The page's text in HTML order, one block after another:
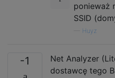
ponieważ
SSID
Huyz
-1
Net Analyzer
dostawcę tego